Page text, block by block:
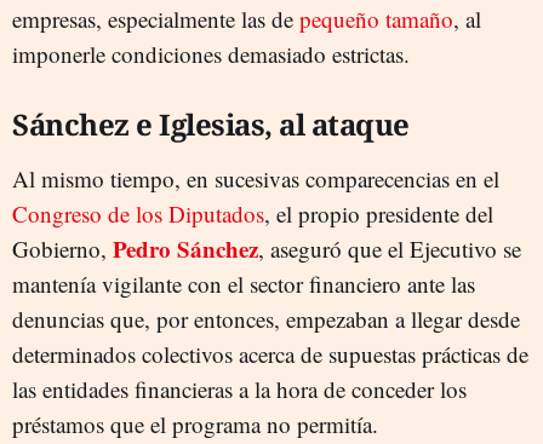
empresas, especialmente las de pequeño tamaño, al
imponerle condiciones demasiado estrictas.
Sánchez e Iglesias, al ataque
Al mismo tiempo, en sucesivas comparecencias en el
Congreso de los Diputados, el propio presidente del
Gobierno, Pedro Sánchez, aseguró que el Ejecutivo se
mantenía vigilante con el sector financiero ante las
denuncias que, por entonces, empezaban a llegar desde
determinados colectivos acerca de supuestas prácticas de
las entidades financieras a la hora de conceder los
préstamos que el programa no permitía.